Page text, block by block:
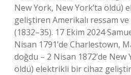
New York, New York’ta öldü)
geliştiren Amerikalı ressam
(1832–35). 17 Ekim 2024
Nisan 1791’de Charlestown,
doğdu – 2 Nisan 1872’de New
öldü) elektrikli bir cihaz